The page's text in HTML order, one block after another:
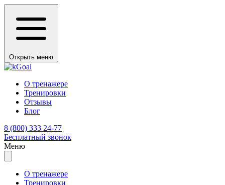
Открыть меню
О тренажере
Тренировки
Отзывы
Блог
8 (800) 333 24-77
Бесплатный звонок
Меню
О тренажере
Тренировки